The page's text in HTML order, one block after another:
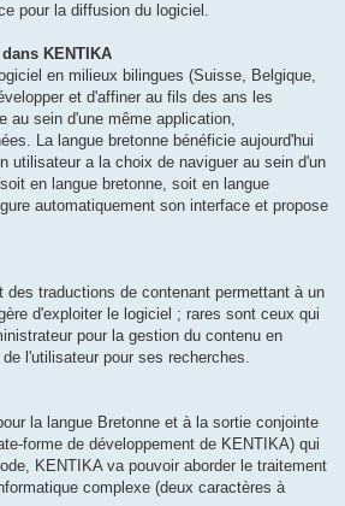
pour la diffusion du logiciel.
KENTIKA
en milieux bilingues (Suisse, Belgique,
et d'affiner au fils des ans les
au sein d'une même application,
La langue bretonne bénéficie aujourd'hui
utilisateur a la choix de naviguer au sein d'un
en langue bretonne, soit en langue
automatiquement son interface et propose
traductions de contenant permettant à un
d'exploiter le logiciel ; rares sont ceux qui
pour la gestion du contenu en
l'utilisateur pour ses recherches.
la langue Bretonne et à la sortie conjointe
forme de développement de KENTIKA) qui
KENTIKA va pouvoir aborder le traitement
complexe (deux caractères à